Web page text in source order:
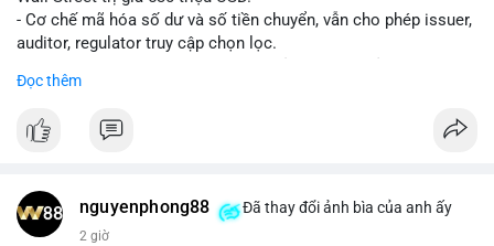
- Cơ chế mã hóa số dư và số tiền chuyển, vẫn cho phép issuer,
auditor, regulator truy cập chọn lọc.
tài chính.
chức tài chính.
$xrp
Đọc thêm
nguyenphong88 Đã thay đổi ảnh bìa của anh ấy
2 giờ